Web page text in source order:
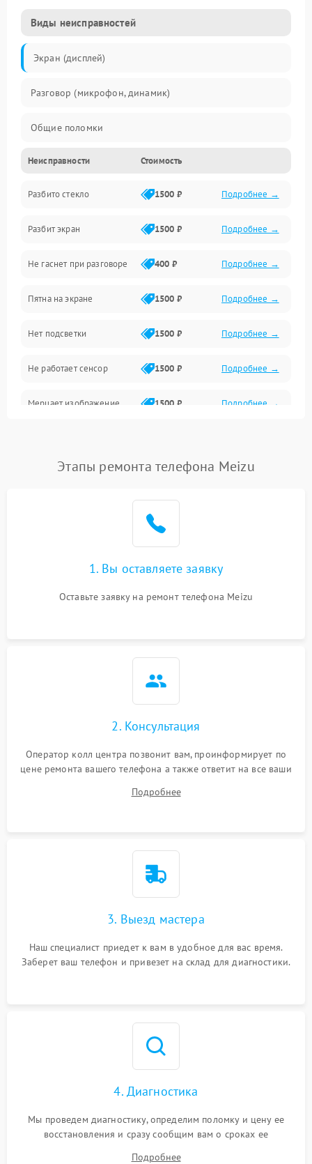
Виды неисправностей
Экран (дисплей)
Разговор (микрофон, динамик)
Общие поломки
Проблемы связи
Камеры
Проблемы с дисплеем и сенсором
Зарядка
Проблемы с питанием, зарядкой и аккумулятором
Проблемы с работой системы, корпусом и другие
Неисправности Стоимость
Разбито стекло 1500 ₽ Подробнее →
Разбит экран 1500 ₽ Подробнее →
Не гаснет при разговоре 400 ₽ Подробнее →
Пятна на экране 1500 ₽ Подробнее →
Нет подсветки 1500 ₽ Подробнее →
Не работает сенсор 1500 ₽ Подробнее →
Мерцает изображение 1500 ₽ Подробнее →
Не работает Face ID 4000 ₽ Подробнее →
Этапы ремонта телефона Meizu
1. Вы оставляете заявку
Оставьте заявку на ремонт телефона Meizu
2. Консультация
Оператор колл центра позвонит вам, проинформирует по
цене ремонта вашего телефона а также ответит на все ваши
Подробнее
3. Выезд мастера
Наш специалист приедет к вам в удобное для вас время.
Заберет ваш телефон и привезет на склад для диагностики.
4. Диагностика
Мы проведем диагностику, определим поломку и цену ее
восстановления и сразу сообщим вам о сроках ее
Подробнее